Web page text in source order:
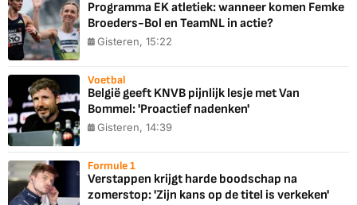
Programma EK atletiek: wanneer komen Femke
Broeders-Bol en TeamNL in actie?
Gisteren, 15:22
Voetbal
België geeft KNVB pijnlijk lesje met Van
Bommel: 'Proactief nadenken'
Gisteren, 14:39
Formule 1
Verstappen krijgt harde boodschap na
zomerstop: 'Zijn kans op de titel is verkeken'